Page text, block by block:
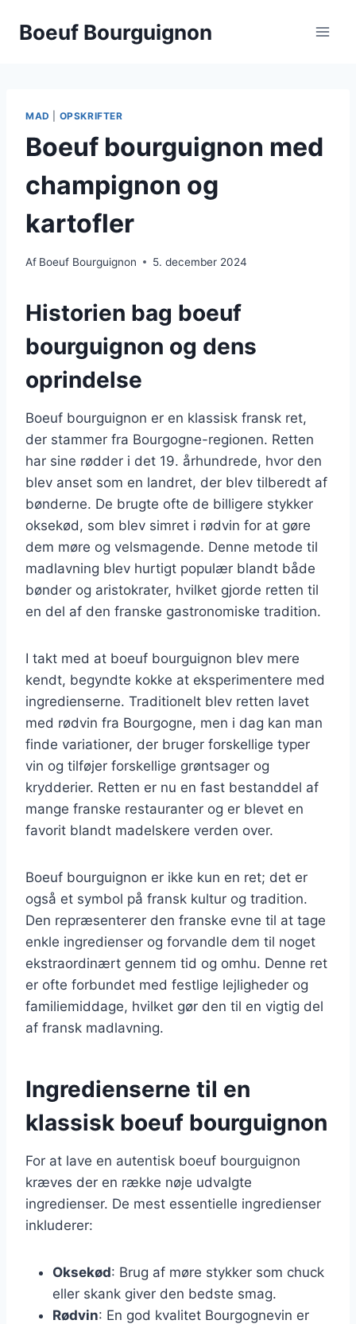
Boeuf Bourguignon
MAD OPSKRIFTER
Boeuf bourguignon med
champignon og
kartofler
Af Boeuf Bourguignon 5. december 2024
Historien bag boeuf
bourguignon og dens
oprindelse
Boeuf bourguignon er en klassisk fransk ret,
der stammer fra Bourgogne-regionen. Retten
har sine rødder i det 19. århundrede, hvor den
blev anset som en landret, der blev tilberedt af
bønderne. De brugte ofte de billigere stykker
oksekød, som blev simret i rødvin for at gøre
dem møre og velsmagende. Denne metode til
madlavning blev hurtigt populær blandt både
bønder og aristokrater, hvilket gjorde retten til
en del af den franske gastronomiske tradition.
I takt med at boeuf bourguignon blev mere
kendt, begyndte kokke at eksperimentere med
ingredienserne. Traditionelt blev retten lavet
med rødvin fra Bourgogne, men i dag kan man
finde variationer, der bruger forskellige typer
vin og tilføjer forskellige grøntsager og
krydderier. Retten er nu en fast bestanddel af
mange franske restauranter og er blevet en
favorit blandt madelskere verden over.
Boeuf bourguignon er ikke kun en ret; det er
også et symbol på fransk kultur og tradition.
Den repræsenterer den franske evne til at tage
enkle ingredienser og forvandle dem til noget
ekstraordinært gennem tid og omhu. Denne ret
er ofte forbundet med festlige lejligheder og
familiemiddage, hvilket gør den til en vigtig del
af fransk madlavning.
Ingredienserne til en
klassisk boeuf bourguignon
For at lave en autentisk boeuf bourguignon
kræves der en række nøje udvalgte
ingredienser. De mest essentielle ingredienser
inkluderer:
Oksekød: Brug af møre stykker som chuck
eller skank giver den bedste smag.
Rødvin: En god kvalitet Bourgognevin er